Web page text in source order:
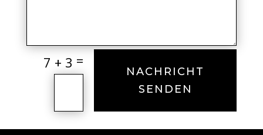
7 + 3 =
NACHRICHT
SENDEN